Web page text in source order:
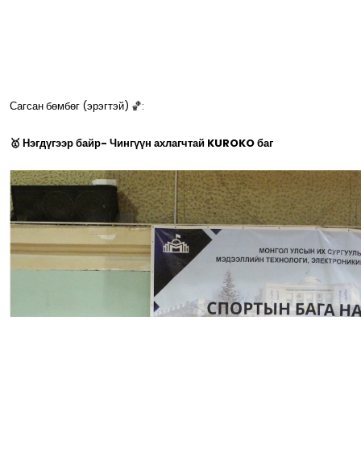
Сагсан бөмбөг (эрэгтэй) 🏀:
🥇 Нэгдүгээр байр- Чингүүн ахлагчтай KUROKO баг